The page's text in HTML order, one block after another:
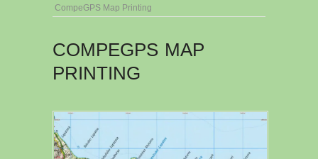
CompeGPS Map Printing
COMPEGPS MAP
PRINTING